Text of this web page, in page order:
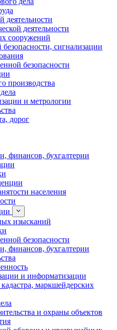
деятельности
деятельности
сооружений
сигнализации
безопасности
производства
и метрологии
дорог
финансов, бухгалтерии
населения
изысканий
безопасности
финансов, бухгалтерии
и информатизации
маркшейдерских
и охраны объектов